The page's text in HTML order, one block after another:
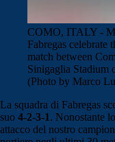
COMO, ITALY -
Fabregas celebrate
match between
Sinigaglia Stadium
(Photo by Marco
La squadra di Fabregas
suo 4-2-3-1. Nonostante
attacco del nostro